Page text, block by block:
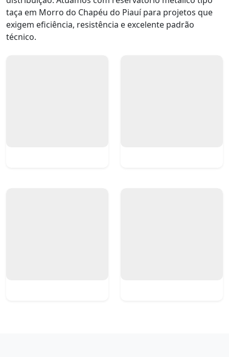
taça em Morro do Chapéu do Piauí para projetos que
exigem eficiência, resistência e excelente padrão
técnico.